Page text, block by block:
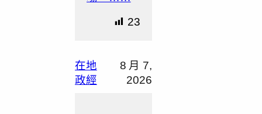
23
在地
政經
8 月 7,
2026